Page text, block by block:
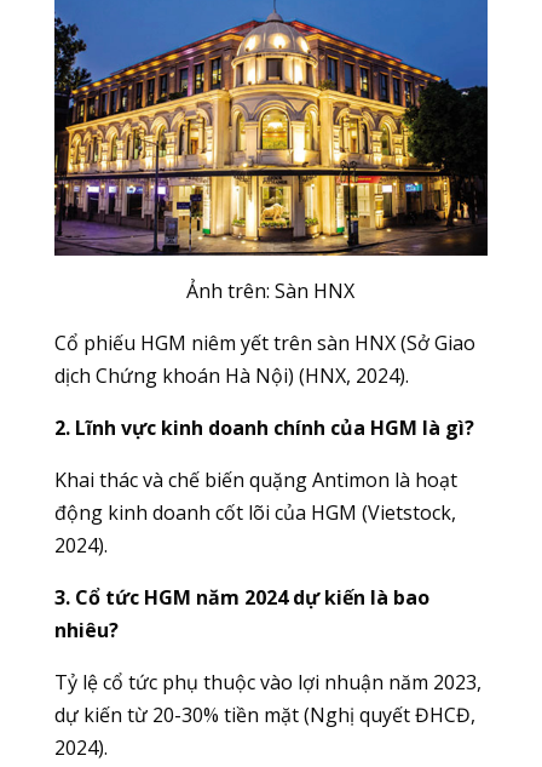
Ảnh trên: Sàn HNX
Cổ phiếu HGM niêm yết trên sàn HNX (Sở Giao
dịch Chứng khoán Hà Nội) (HNX, 2024).
2. Lĩnh vực kinh doanh chính của HGM là gì?
Khai thác và chế biến quặng Antimon là hoạt
động kinh doanh cốt lõi của HGM (Vietstock,
2024).
3. Cổ tức HGM năm 2024 dự kiến là bao
nhiêu?
Tỷ lệ cổ tức phụ thuộc vào lợi nhuận năm 2023,
dự kiến từ 20-30% tiền mặt (Nghị quyết ĐHCĐ,
2024).